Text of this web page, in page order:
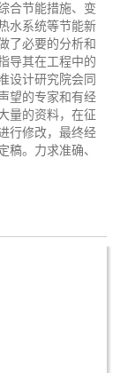
节能措施、变
水系统等节能新
了必要的分析和
导其在工程中的
计研究院会同
望的专家和有经
量的资料，在征
行修改，最终经
稿。力求准确、